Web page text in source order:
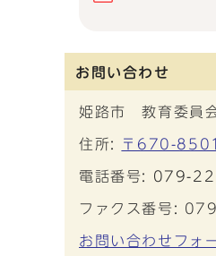
お問い合わせ
姫路市 教育委員
住所: 〒670-
電話番号: 079-
ファクス番号:
お問い合わせフォ